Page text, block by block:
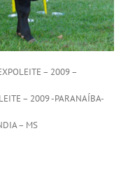
– 2009 –
– 2009 -PARANAÍBA-
– MS